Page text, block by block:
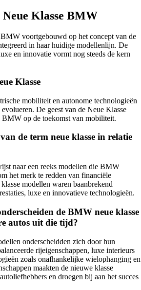
Klasse BMW
voortgebouwd op het concept van de
in haar huidige modellenlijn. De
en innovatie vormt nog steeds de kern
Klasse
mobiliteit en autonome technologieën
De geest van de Neue Klasse
op de toekomst van mobiliteit.
de term neue klasse in relatie
naar een reeks modellen die BMW
het merk te redden van financiële
modellen waren baanbrekend
luxe en innovatieve technologieën.
de BMW neue klasse
autos uit die tijd?
onderscheidden zich door hun
rijeigenschappen, luxe interieurs
zoals onafhankelijke wielophanging en
maakten de nieuwe klasse
en droegen bij aan het succes